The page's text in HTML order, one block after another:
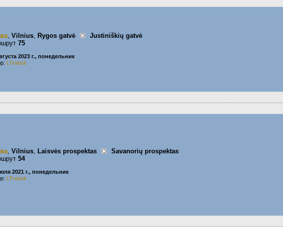
, Vilnius, Rygos gatvė
Justiniškių gatvė
75
2023 г., понедельник
LTransit
, Vilnius, Laisvės prospektas
Savanorių prospektas
54
2021 г., понедельник
LTransit